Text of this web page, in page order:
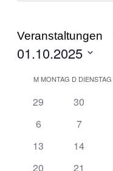
Veranstaltungen
01.10.2025
wählen.
Kalender
von
MMONTAG D DIENSTAG
0
29
0
30
0
6
0
7
0
13
0
14
0
20
0
21